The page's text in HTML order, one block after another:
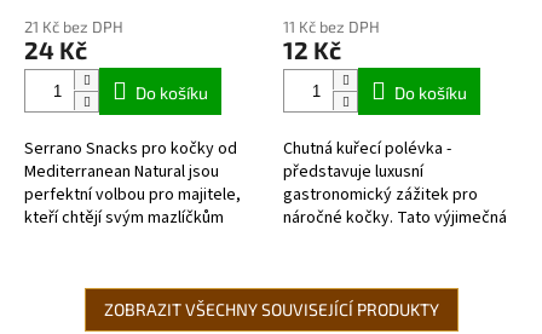
21 Kč bez DPH
24 Kč
Do košíku
Serrano Snacks pro kočky od
Mediterranean Natural jsou
perfektní volbou pro majitele,
kteří chtějí svým mazlíčkům
Omega 3...
11 Kč bez DPH
12 Kč
Do košíku
Chutná kuřecí polévka -
představuje luxusní
gastronomický zážitek pro
náročné kočky. Tato výjimečná
ZOBRAZIT VŠECHNY SOUVISEJÍCÍ PRODUKTY